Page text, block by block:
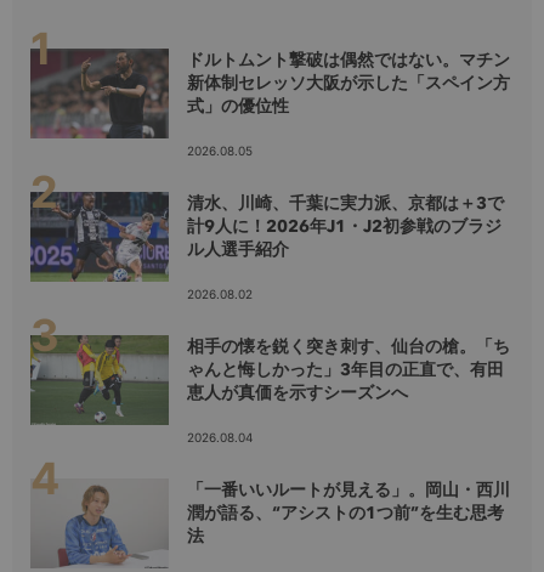
ドルトムント撃破は偶然ではない。マチン
新体制セレッソ大阪が示した「スペイン方
式」の優位性
2026.08.05
清水、川崎、千葉に実力派、京都は＋3で
計9人に！2026年J1・J2初参戦のブラジ
ル人選手紹介
2026.08.02
相手の懐を鋭く突き刺す、仙台の槍。「ち
ゃんと悔しかった」3年目の正直で、有田
恵人が真価を示すシーズンへ
2026.08.04
「一番いいルートが見える」。岡山・西川
潤が語る、“アシストの1つ前”を生む思考
法